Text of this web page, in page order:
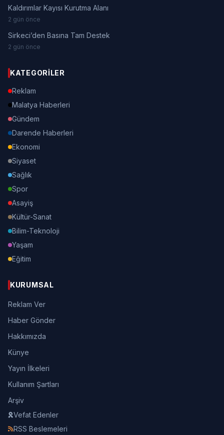
Kaldırımlar Kayısı Kurutma Alanı
2 gün önce
Sirkeci’den Basına Tam Destek
2 gün önce
KATEGORILER
Reklam
Malatya Haberleri
Gündem
Darende Haberleri
Ekonomi
Siyaset
Sağlık
Spor
Asayiş
Kültür-Sanat
Bilim-Teknoloji
Yaşam
Eğitim
KURUMSAL
Reklam Ver
Haber Gönder
Hakkımızda
Künye
Yayın İlkeleri
Kullanım Şartları
Arşiv
Vefat Edenler
RSS Beslemeleri